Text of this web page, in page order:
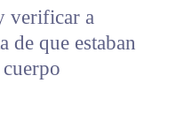
verificar a
de que estaban